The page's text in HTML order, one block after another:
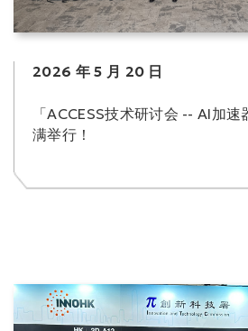
2026 年 5 月 20 日
「ACCESS技术研讨会 -- AI加
满举行！